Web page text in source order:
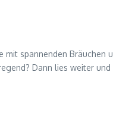
spannenden Bräuchen
Dann lies weiter